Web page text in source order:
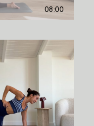
08:00